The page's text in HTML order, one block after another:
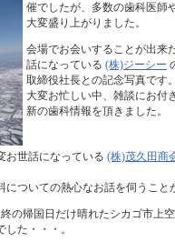
催でしたが、多数の歯科医師
大変盛り上がりました。
会場でお会いすることが出来
話になっている (株)ジーシー
取締役社長との記念写真です
大変お忙しい中、雑談にお付
新の歯科情報を頂きました。
お世話になっている (株)茂久田商
についての熱心なお話を伺うこと
の帰国日だけ晴れたシカゴ市上
た・・・。